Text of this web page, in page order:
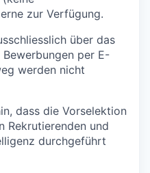
zur Verfügung.
über das
per E-
werden nicht
dass die Vorselektion
Rekrutierenden und
durchgeführt